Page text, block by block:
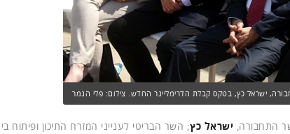
ישראל כץ, בטקס קבלת הדרימליינר החדש. צילום: פלי הנמר
התחבורה, ישראל כץ; השר הבריטי לענייני המזרח התיכון ופיתוח